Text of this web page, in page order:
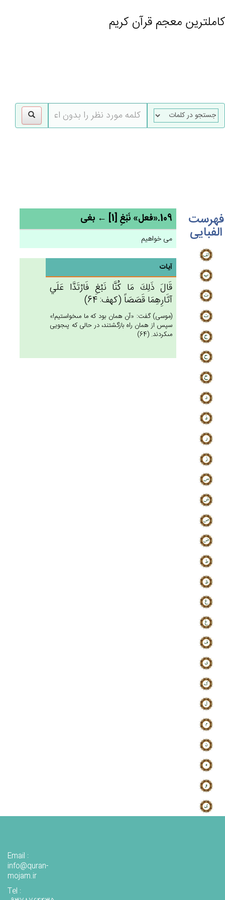
کاملترین معجم قرآن کریم
فهرست
الفبایی
109.«فعل» نَبْغ‌ِ [1] ← بغی
می خواهیم
آیات
قَال‌َ ذَلِك‌َ مَا كُنَّا نَبْغ‌ِ فَارْتَدَّا عَلَي‌
آثَارِهِمَا قَصَصَاً (كهف: 64)
(موسى) گفت: «آن همان بود كه ما مى‏خواستيم!»
سپس از همان راه بازگشتند، در حالى كه پى‏جويى
مى‏كردند. (64)
Email :
info@quran-
mojam.ir
Tel :